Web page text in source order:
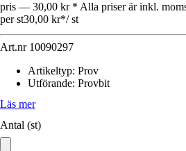
pris — 30,00 kr * Alla priser är inkl.
per st30,00 kr*/ st
Art.nr 10090297
Artikeltyp: Prov
Utförande: Provbit
Läs mer
Antal (st)